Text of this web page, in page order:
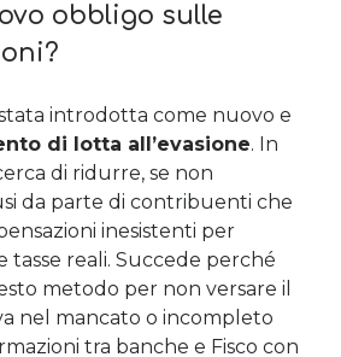
obbligo sulle
introdotta come nuovo e
di lotta all’evasione. In
di ridurre, se non
da parte di contribuenti che
inesistenti per
tasse reali. Succede perché
metodo per non versare il
nel mancato o incompleto
tra banche e Fisco con